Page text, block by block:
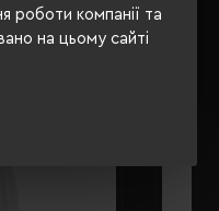
роботи компанії та
на цьому сайті